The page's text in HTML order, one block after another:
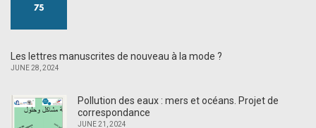
Les lettres manuscrites de nouveau à la mode ?
JUNE 28, 2024
Pollution des eaux : mers et océans. Projet de
correspondance
JUNE 21, 2024